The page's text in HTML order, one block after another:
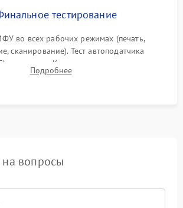
тестирование
во всех рабочих режимах (печать,
сканирование). Тест автоподатчика
и дуплекса. Контроль качества отпечатка
фона, полос и надежность запекания
Подробнее
на вопросы